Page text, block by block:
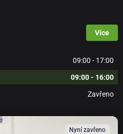
Více
09:00 - 17:00
09:00 - 16:00
Zavřeno
Nyní zavřeno